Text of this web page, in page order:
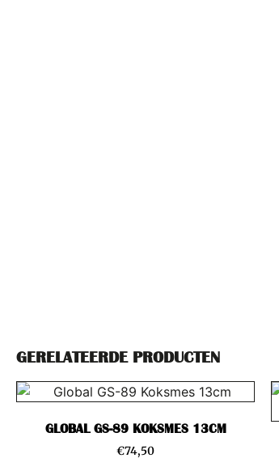
GERELATEERDE PRODUCTEN
GLOBAL GS-89 KOKSMES 13CM
€74,50